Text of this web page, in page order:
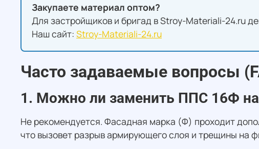
Закупаете материал оптом?
Для застройщиков и бригад в Stroy-Materiali-24.ru
Наш сайт: Stroy-Materiali-24.ru
Часто задаваемые вопросы
1. Можно ли заменить ППС 16Ф
Не рекомендуется. Фасадная марка (Ф) проходит
что вызовет разрыв армирующего слоя и трещины на